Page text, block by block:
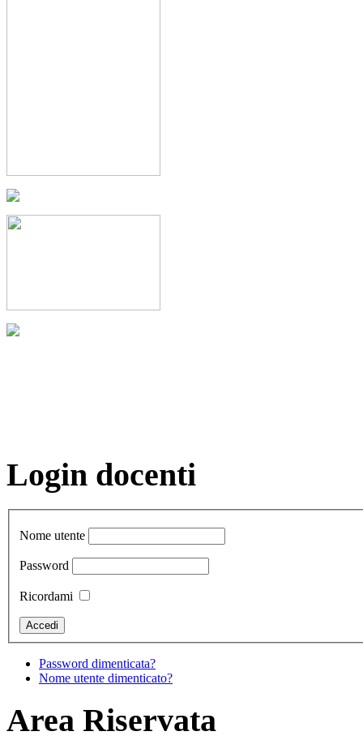
Login docenti
Nome utente
Password
Ricordami
Password dimenticata?
Nome utente dimenticato?
Area Riservata